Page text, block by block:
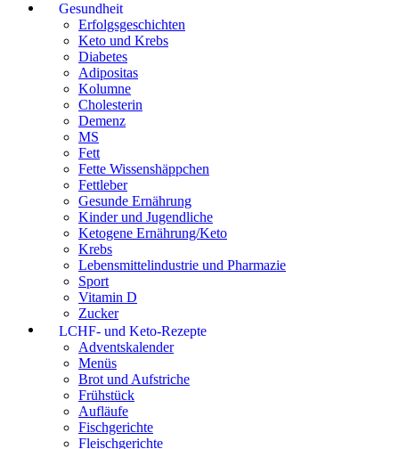
Gesundheit
Erfolgsgeschichten
Keto und Krebs
Diabetes
Adipositas
Kolumne
Cholesterin
Demenz
MS
Fett
Fette Wissenshäppchen
Fettleber
Gesunde Ernährung
Kinder und Jugendliche
Ketogene Ernährung/Keto
Krebs
Lebensmittelindustrie und Pharmazie
Sport
Vitamin D
Zucker
LCHF- und Keto-Rezepte
Adventskalender
Menüs
Brot und Aufstriche
Frühstück
Aufläufe
Fischgerichte
Fleischgerichte